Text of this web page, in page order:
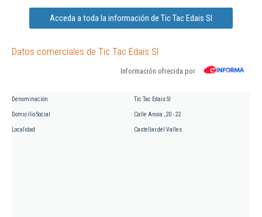
Acceda a toda la información de Tic Tac Edais Sl
Datos comerciales de Tic Tac Edais Sl
Información ofrecida por
Denominación Tic Tac Edais Sl
Domicilio Social Calle Anoia , 20 - 22
Localidad Castellar del Valles